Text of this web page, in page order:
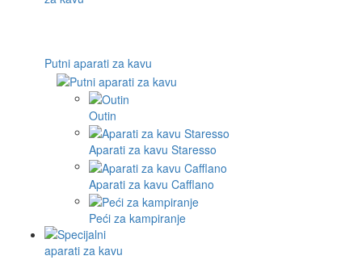
Putni aparati za kavu
Outin
Aparati za kavu Staresso
Aparati za kavu Cafflano
Peći za kampiranje